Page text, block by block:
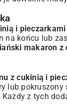
i pieczarkami
na końcu lub
makaron z
z cukinią i
lub
z tych